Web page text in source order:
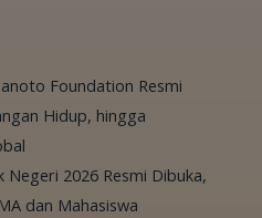
Foundation Resmi
Hidup, hingga
Negeri 2026 Resmi Dibuka,
dan Mahasiswa